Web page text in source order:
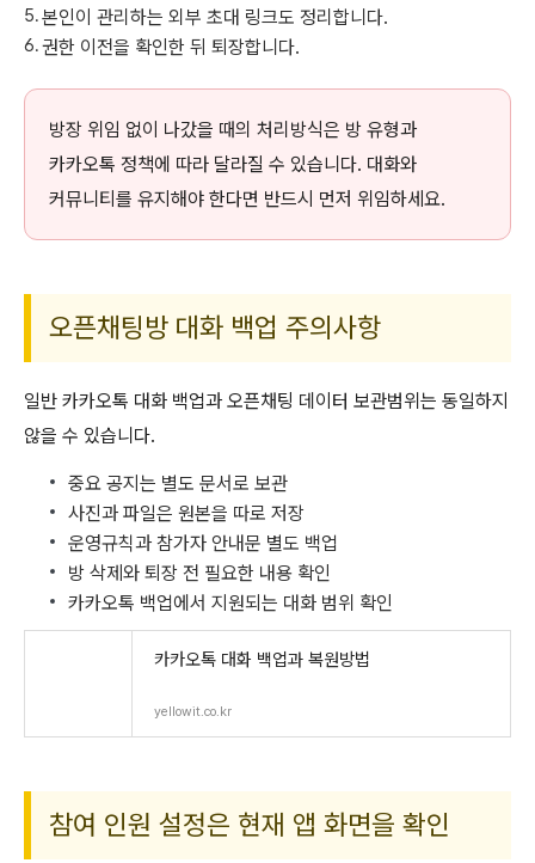
본인이 관리하는 외부 초대 링크도 정리합니다.
권한 이전을 확인한 뒤 퇴장합니다.
방장 위임 없이 나갔을 때의 처리방식은 방 유형과
카카오톡 정책에 따라 달라질 수 있습니다. 대화와
커뮤니티를 유지해야 한다면 반드시 먼저 위임하세요.
오픈채팅방 대화 백업 주의사항
일반 카카오톡 대화 백업과 오픈채팅 데이터 보관범위는 동일하지
않을 수 있습니다.
중요 공지는 별도 문서로 보관
사진과 파일은 원본을 따로 저장
운영규칙과 참가자 안내문 별도 백업
방 삭제와 퇴장 전 필요한 내용 확인
카카오톡 백업에서 지원되는 대화 범위 확인
카카오톡 대화 백업과 복원방법
yellowit.co.kr
참여 인원 설정은 현재 앱 화면을 확인